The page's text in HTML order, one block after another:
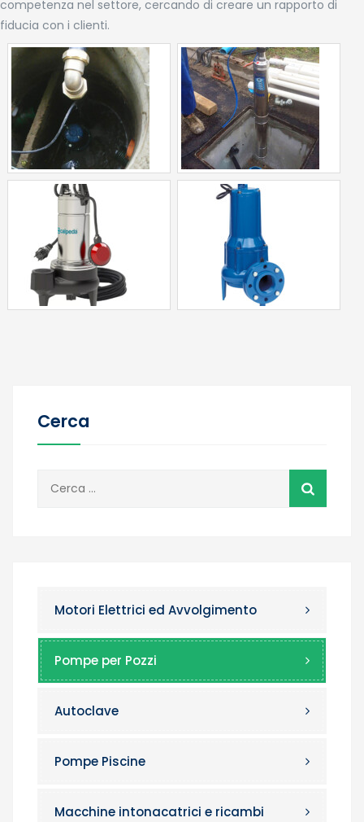
competenza nel settore, cercando di creare un rapporto di
fiducia con i clienti.
Cerca
Motori Elettrici ed Avvolgimento
Pompe per Pozzi
Autoclave
Pompe Piscine
Macchine intonacatrici e ricambi